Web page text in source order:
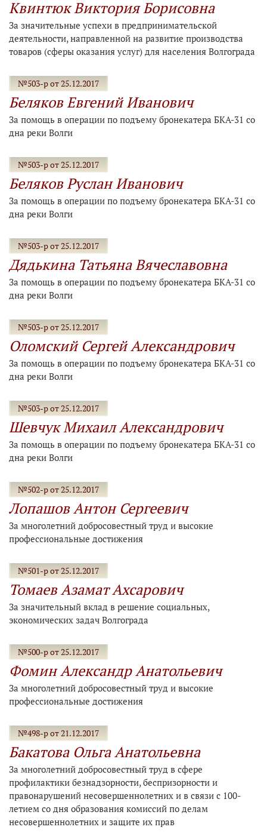
Квинтюк Виктория Борисовна
За значительные успехи в предпринимательской
деятельности, направленной на развитие производства
товаров (сферы оказания услуг) для населения Волгограда
№503-р от 25.12.2017
Беляков Евгений Иванович
За помощь в операции по подъему бронекатера БКА-31 со
дна реки Волги
№503-р от 25.12.2017
Беляков Руслан Иванович
За помощь в операции по подъему бронекатера БКА-31 со
дна реки Волги
№503-р от 25.12.2017
Дядькина Татьяна Вячеславовна
За помощь в операции по подъему бронекатера БКА-31 со
дна реки Волги
№503-р от 25.12.2017
Оломский Сергей Александрович
За помощь в операции по подъему бронекатера БКА-31 со
дна реки Волги
№503-р от 25.12.2017
Шевчук Михаил Александрович
За помощь в операции по подъему бронекатера БКА-31 со
дна реки Волги
№502-р от 25.12.2017
Лопашов Антон Сергеевич
За многолетний добросовестный труд и высокие
профессиональные достижения
№501-р от 25.12.2017
Томаев Азамат Ахсарович
За значительный вклад в решение социальных,
экономических задач Волгограда
№500-р от 25.12.2017
Фомин Александр Анатольевич
За многолетний добросовестный труд и высокие
профессиональные достижения
№498-р от 21.12.2017
Бакатова Ольга Анатольевна
За многолетний добросовестный труд в сфере
профилактики безнадзорности, беспризорности и
правонарушений несовершеннолетних и в связи с 100-
летием со дня образования комиссий по делам
несовершеннолетних и защите их прав